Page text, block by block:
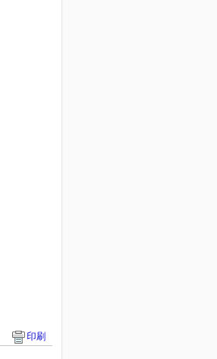
印刷